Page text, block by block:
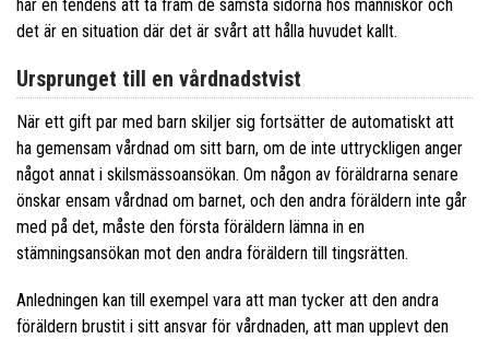
har en tendens att ta fram de sämsta sidorna hos människor och
det är en situation där det är svårt att hålla huvudet kallt.
Ursprunget till en vårdnadstvist
När ett gift par med barn skiljer sig fortsätter de automatiskt att
ha gemensam vårdnad om sitt barn, om de inte uttryckligen anger
något annat i skilsmässoansökan. Om någon av föräldrarna senare
önskar ensam vårdnad om barnet, och den andra föräldern inte går
med på det, måste den första föräldern lämna in en
stämningsansökan mot den andra föräldern till tingsrätten.
Anledningen kan till exempel vara att man tycker att den andra
föräldern brustit i sitt ansvar för vårdnaden, att man upplevt den